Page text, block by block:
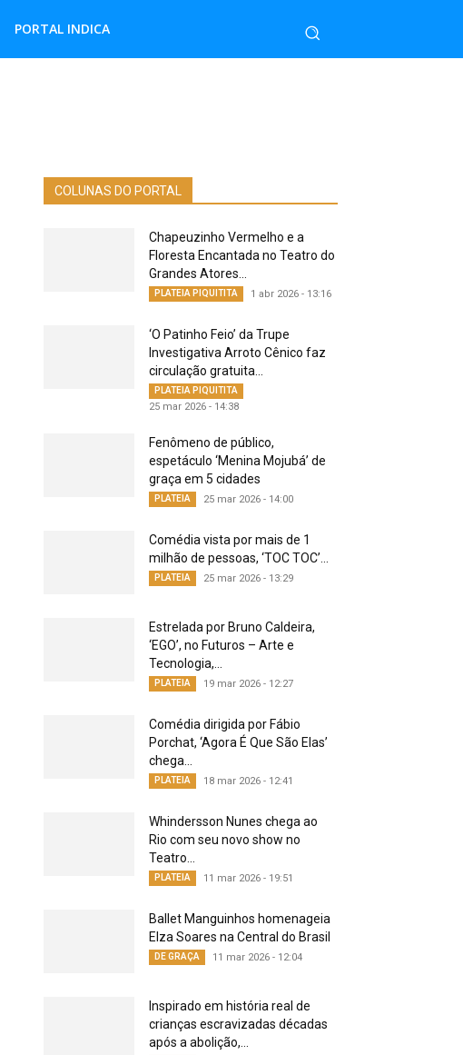
PORTAL INDICA
COLUNAS DO PORTAL
Chapeuzinho Vermelho e a
Floresta Encantada no Teatro do
Grandes Atores...
PLATEIA PIQUITITA 1 abr 2026 - 13:16
‘O Patinho Feio’ da Trupe
Investigativa Arroto Cênico faz
circulação gratuita...
PLATEIA PIQUITITA
25 mar 2026 - 14:38
Fenômeno de público,
espetáculo ‘Menina Mojubá’ de
graça em 5 cidades
PLATEIA 25 mar 2026 - 14:00
Comédia vista por mais de 1
milhão de pessoas, ‘TOC TOC’...
PLATEIA 25 mar 2026 - 13:29
Estrelada por Bruno Caldeira,
‘EGO’, no Futuros – Arte e
Tecnologia,...
PLATEIA 19 mar 2026 - 12:27
Comédia dirigida por Fábio
Porchat, ‘Agora É Que São Elas’
chega...
PLATEIA 18 mar 2026 - 12:41
Whindersson Nunes chega ao
Rio com seu novo show no
Teatro...
PLATEIA 11 mar 2026 - 19:51
Ballet Manguinhos homenageia
Elza Soares na Central do Brasil
DE GRAÇA 11 mar 2026 - 12:04
Inspirado em história real de
crianças escravizadas décadas
após a abolição,...